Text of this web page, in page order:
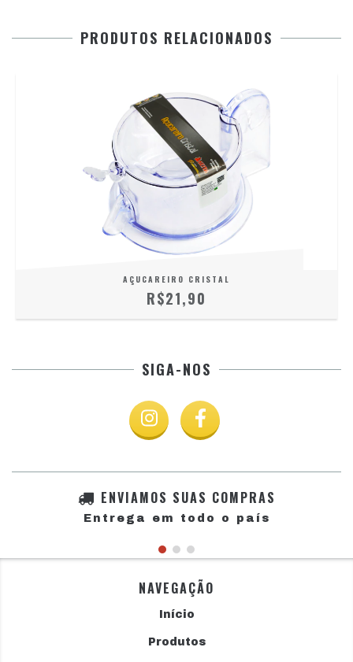
PRODUTOS RELACIONADOS
AÇUCAREIRO CRISTAL
R$21,90
SIGA-NOS
ENVIAMOS SUAS COMPRAS
Entrega em todo o país
NAVEGAÇÃO
Início
Produtos